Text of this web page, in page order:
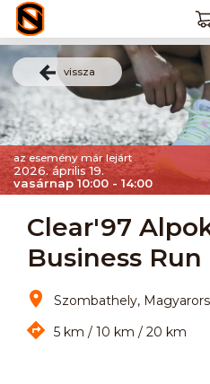
vissza
az esemény már lejárt
2026. április 19.
vasárnap 10:00 - 14:00
Clear'97
Business Run
Szombathely,
5 km / 10 km / 20 km